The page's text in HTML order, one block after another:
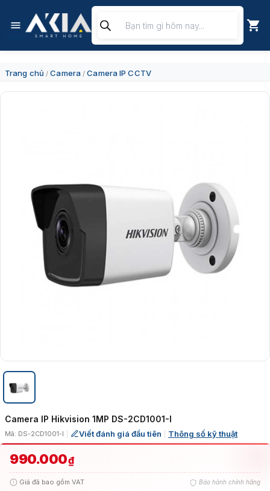
kiếm
sản
Trang chủ /Camera /Camera IP CCTV
Camera IP Hikvision 1MP DS-2CD1001-I
Mã: DS-2CD1001-I Viết đánh giá đầu tiên Thông số kỹ thuật
990.000₫
Giá đã bao gồm VAT Bảo hành chính hãng